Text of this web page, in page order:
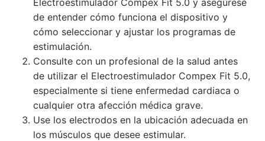
de entender cómo funciona el dispositivo y
cómo seleccionar y ajustar los programas de
estimulación.
Consulte con un profesional de la salud antes
de utilizar el Electroestimulador Compex Fit 5.0,
especialmente si tiene enfermedad cardiaca o
cualquier otra afección médica grave.
Use los electrodos en la ubicación adecuada en
los músculos que desee estimular.